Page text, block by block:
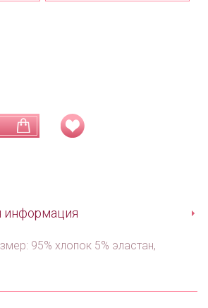
информация
95% хлопок 5% эластан,